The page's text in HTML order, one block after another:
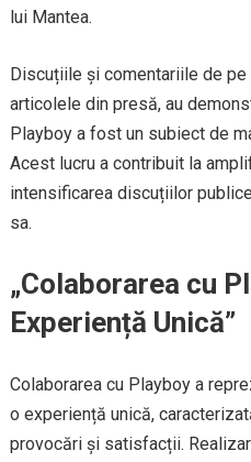
lui Mantea.
Discuțiile și comentariile de
articolele din presă, au
Playboy a fost un subiect de
Acest lucru a contribuit la
intensificarea discuțiilor
sa.
„Colaborarea cu
Experiență Unică”
Colaborarea cu Playboy a
o experiență unică,
provocări și satisfacții.